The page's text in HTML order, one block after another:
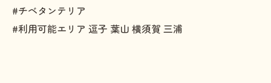
#チベタンテリア
#利用可能エリア 逗子 葉山 横須賀 三浦